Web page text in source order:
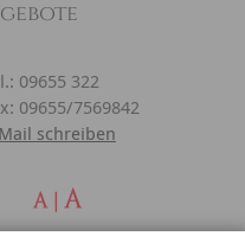
09655 322
09655/7569842
schreiben